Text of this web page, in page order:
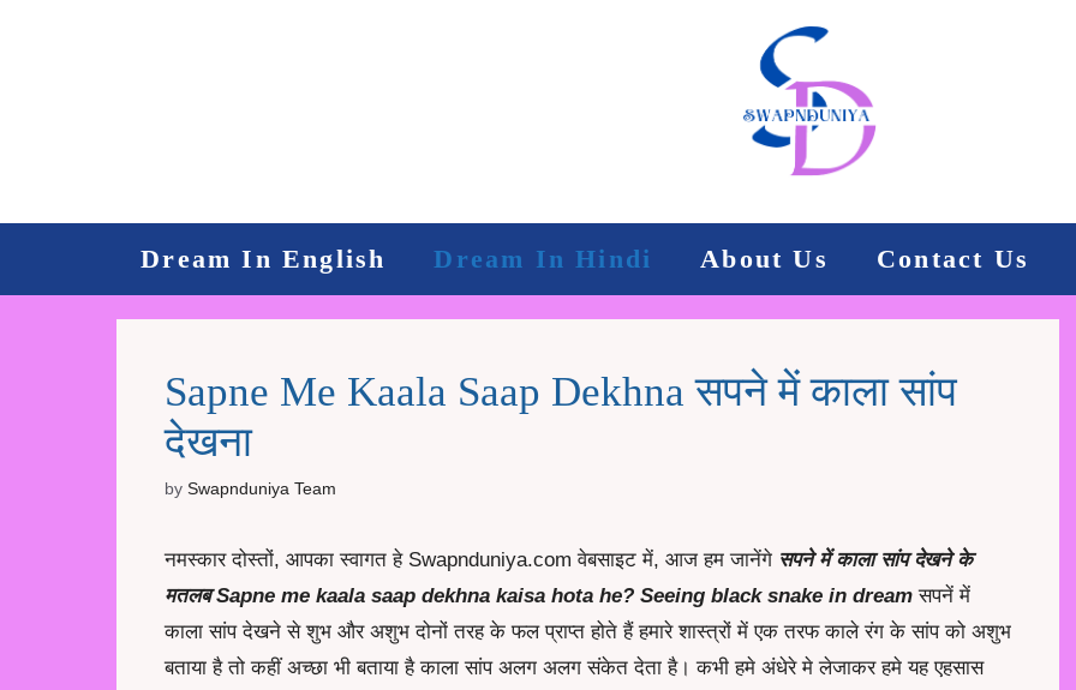
Dream In English Dream In Hindi About Us Contact Us
Sapne Me Kaala Saap Dekhna सपने में काला सांप
देखना
by Swapnduniya Team
नमस्कार दोस्तों, आपका स्वागत हे Swapnduniya.com वेबसाइट में, आज हम जानेंगे सपने में काला सांप देखने के
मतलब Sapne me kaala saap dekhna kaisa hota he? Seeing black snake in dream सपनें में
काला सांप देखने से शुभ और अशुभ दोनों तरह के फल प्राप्त होते हैं हमारे शास्त्रों में एक तरफ काले रंग के सांप को अशुभ
बताया है तो कहीं अच्छा भी बताया है काला सांप अलग अलग संकेत देता है। कभी हमे अंधेरे मे लेजाकर हमे यह एहसास